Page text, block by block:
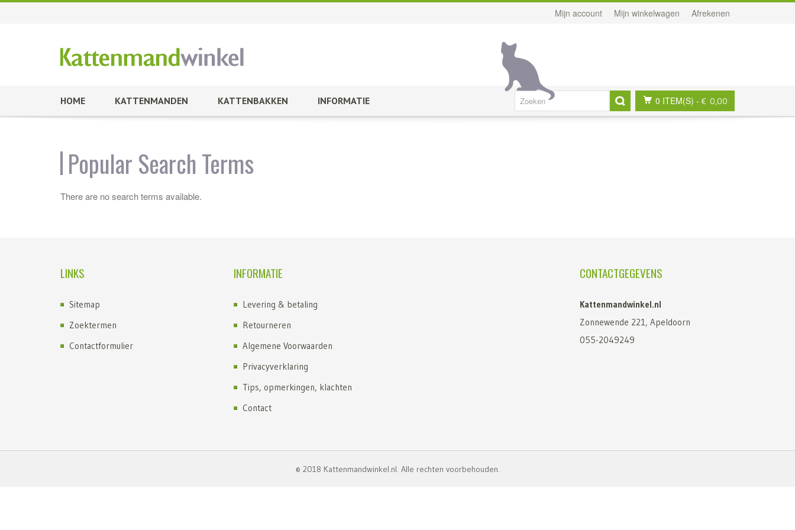
Mijn account Mijn winkelwagen Afrekenen
HOME KATTENMANDEN KATTENBAKKEN INFORMATIE 0 ITEM(S) -€ 0,00
Popular Search Terms
There are no search terms available.
LINKS
Sitemap
Zoektermen
Contactformulier
INFORMATIE
Levering & betaling
Retourneren
Algemene Voorwaarden
Privacyverklaring
Tips, opmerkingen, klachten
Contact
CONTACTGEGEVENS
Kattenmandwinkel.nl
Zonnewende 221, Apeldoorn
055-2049249
© 2018 Kattenmandwinkel.nl. Alle rechten voorbehouden.